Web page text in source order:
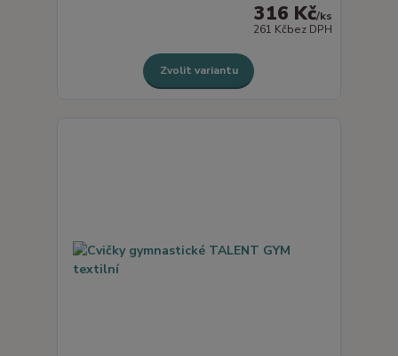
316 Kč/ks
261 Kčbez DPH
Zvolit variantu